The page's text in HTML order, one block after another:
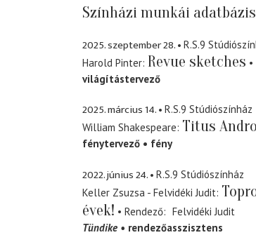
Színházi munkái
2025. szeptember 28.
R.S.9
Harold Pinter Revue sketches
világítástervező
2025. március 14.
R.S.9 Stúdiószínház
William Shakespeare Titus
fénytervező
fény
2022. június 24.
R.S.9 Stúdiószínház
Keller Zsuzsa - Felvidéki Judit
évek!
Rendező
Felvidéki Judit
Tündike
rendezőasszisztens